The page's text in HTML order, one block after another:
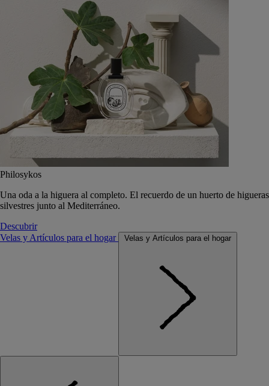
Philosykos
Una oda a la higuera al completo. El recuerdo de un huerto de higueras
silvestres junto al Mediterráneo.
Descubrir
Velas y Artículos para el hogar
Velas y Artículos para el hogar